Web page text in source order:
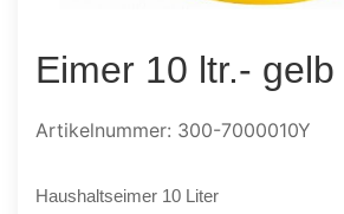
Eimer 10 ltr.- gelb
Artikelnummer: 300-7000010Y
Haushaltseimer 10 Liter